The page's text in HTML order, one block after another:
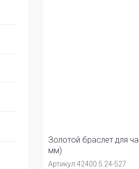
Золотой браслет для
мм)
Артикул:42400.5.24-527